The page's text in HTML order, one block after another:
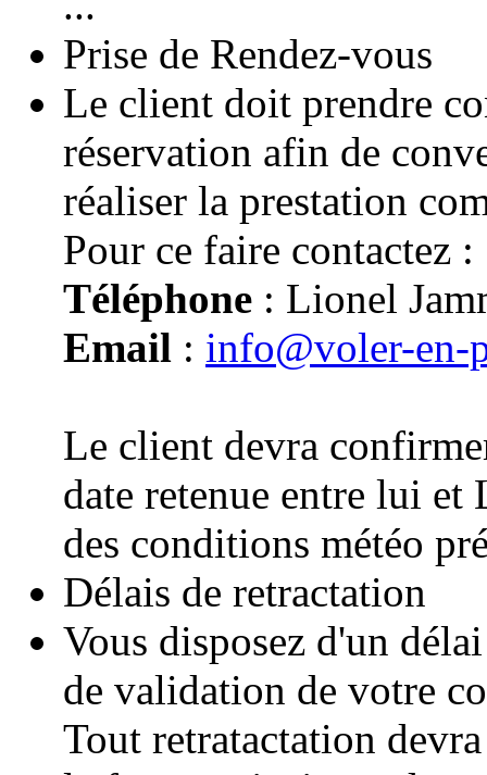
Prise de Rendez-vous
Le client doit prendre
réservation afin de
réaliser la prestation
Pour ce faire contactez :
Téléphone : Lionel
Email : info@voler-en-
Le client devra
date retenue entre lui
des conditions météo
Délais de retractation
Vous disposez d'un
de validation de votre
Tout retratactation